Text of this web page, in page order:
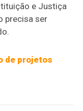
e Justiça
precisa ser
de projetos